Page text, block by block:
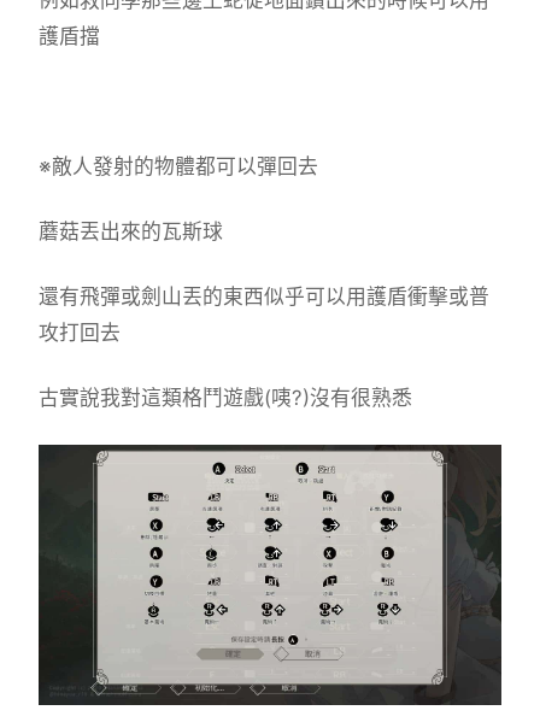
護盾擋
※敵人發射的物體都可以彈回去
蘑菇丟出來的瓦斯球
還有飛彈或劍山丟的東西似乎可以用護盾衝擊或普
攻打回去
古實說我對這類格鬥遊戲(咦?)沒有很熟悉